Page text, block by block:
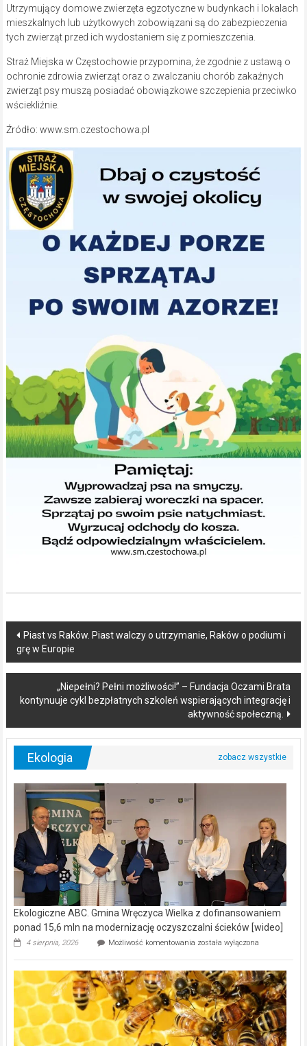
Utrzymujący domowe zwierzęta egzotyczne w budynkach i lokalach
mieszkalnych lub użytkowych zobowiązani są do zabezpieczenia
tych zwierząt przed ich wydostaniem się z pomieszczenia.
Straż Miejska w Częstochowie przypomina, że zgodnie z ustawą o
ochronie zdrowia zwierząt oraz o zwalczaniu chorób zakaźnych
zwierząt psy muszą posiadać obowiązkowe szczepienia przeciwko
wściekliźnie.
Źródło: www.sm.czestochowa.pl
Post
navigation
Piast vs Raków. Piast walczy o utrzymanie, Raków o podium i
grę w Europie
„Niepełni? Pełni możliwości!” – Fundacja Oczami Brata
kontynuuje cykl bezpłatnych szkoleń wspierających integrację i
aktywność społeczną.
Ekologia
Ekologiczne ABC. Gmina Wręczyca Wielka z dofinansowaniem
ponad 15,6 mln na modernizację oczyszczalni ścieków [wideo]
4 sierpnia, 2026 Możliwość komentowania Ekologiczne
Wręczyca
Wielka
z
dofinansowaniem
ponad
15,6
mln
została wyłączona